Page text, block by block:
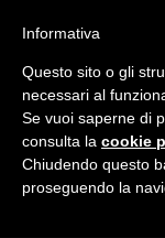
Informativa
Questo sito o gli
necessari al
Se vuoi saperne di
consulta la cookie
Chiudendo questo
proseguendo la